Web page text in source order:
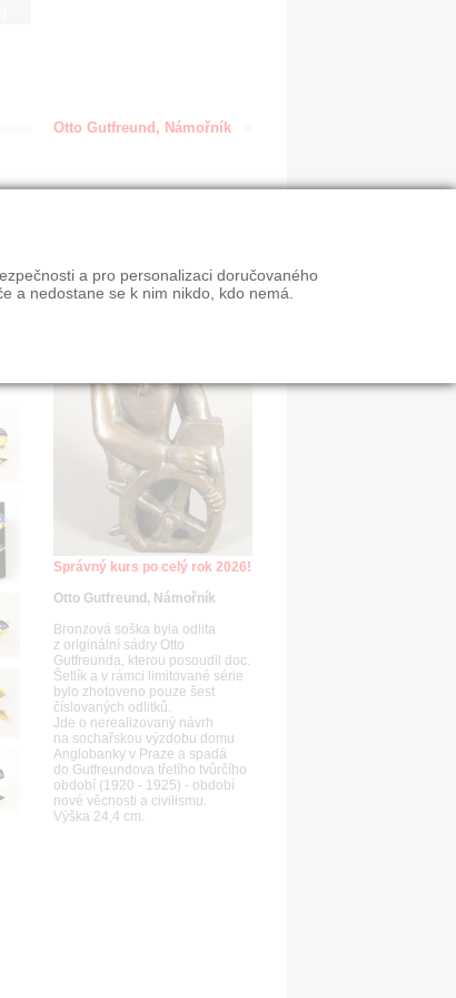
Otto Gutfreund, Námořník
Správný kurs po celý rok 2026!
Otto Gutfreund, Námořník
Bronzová soška byla odlita
z originální sádry Otto
Gutfreunda, kterou posoudil doc.
Šetlík a v rámci limitované série
bylo zhotoveno pouze šest
číslovaných odlitků.
Jde o nerealizovaný návrh
na sochařskou výzdobu domu
Anglobanky v Praze a spadá
do Gutfreundova třetího tvůrčího
období (1920 - 1925) - období
nové věcnosti a civilismu.
Výška 24,4 cm.
a pro personalizaci doručovaného
a nedostane se k nim nikdo, kdo nemá.